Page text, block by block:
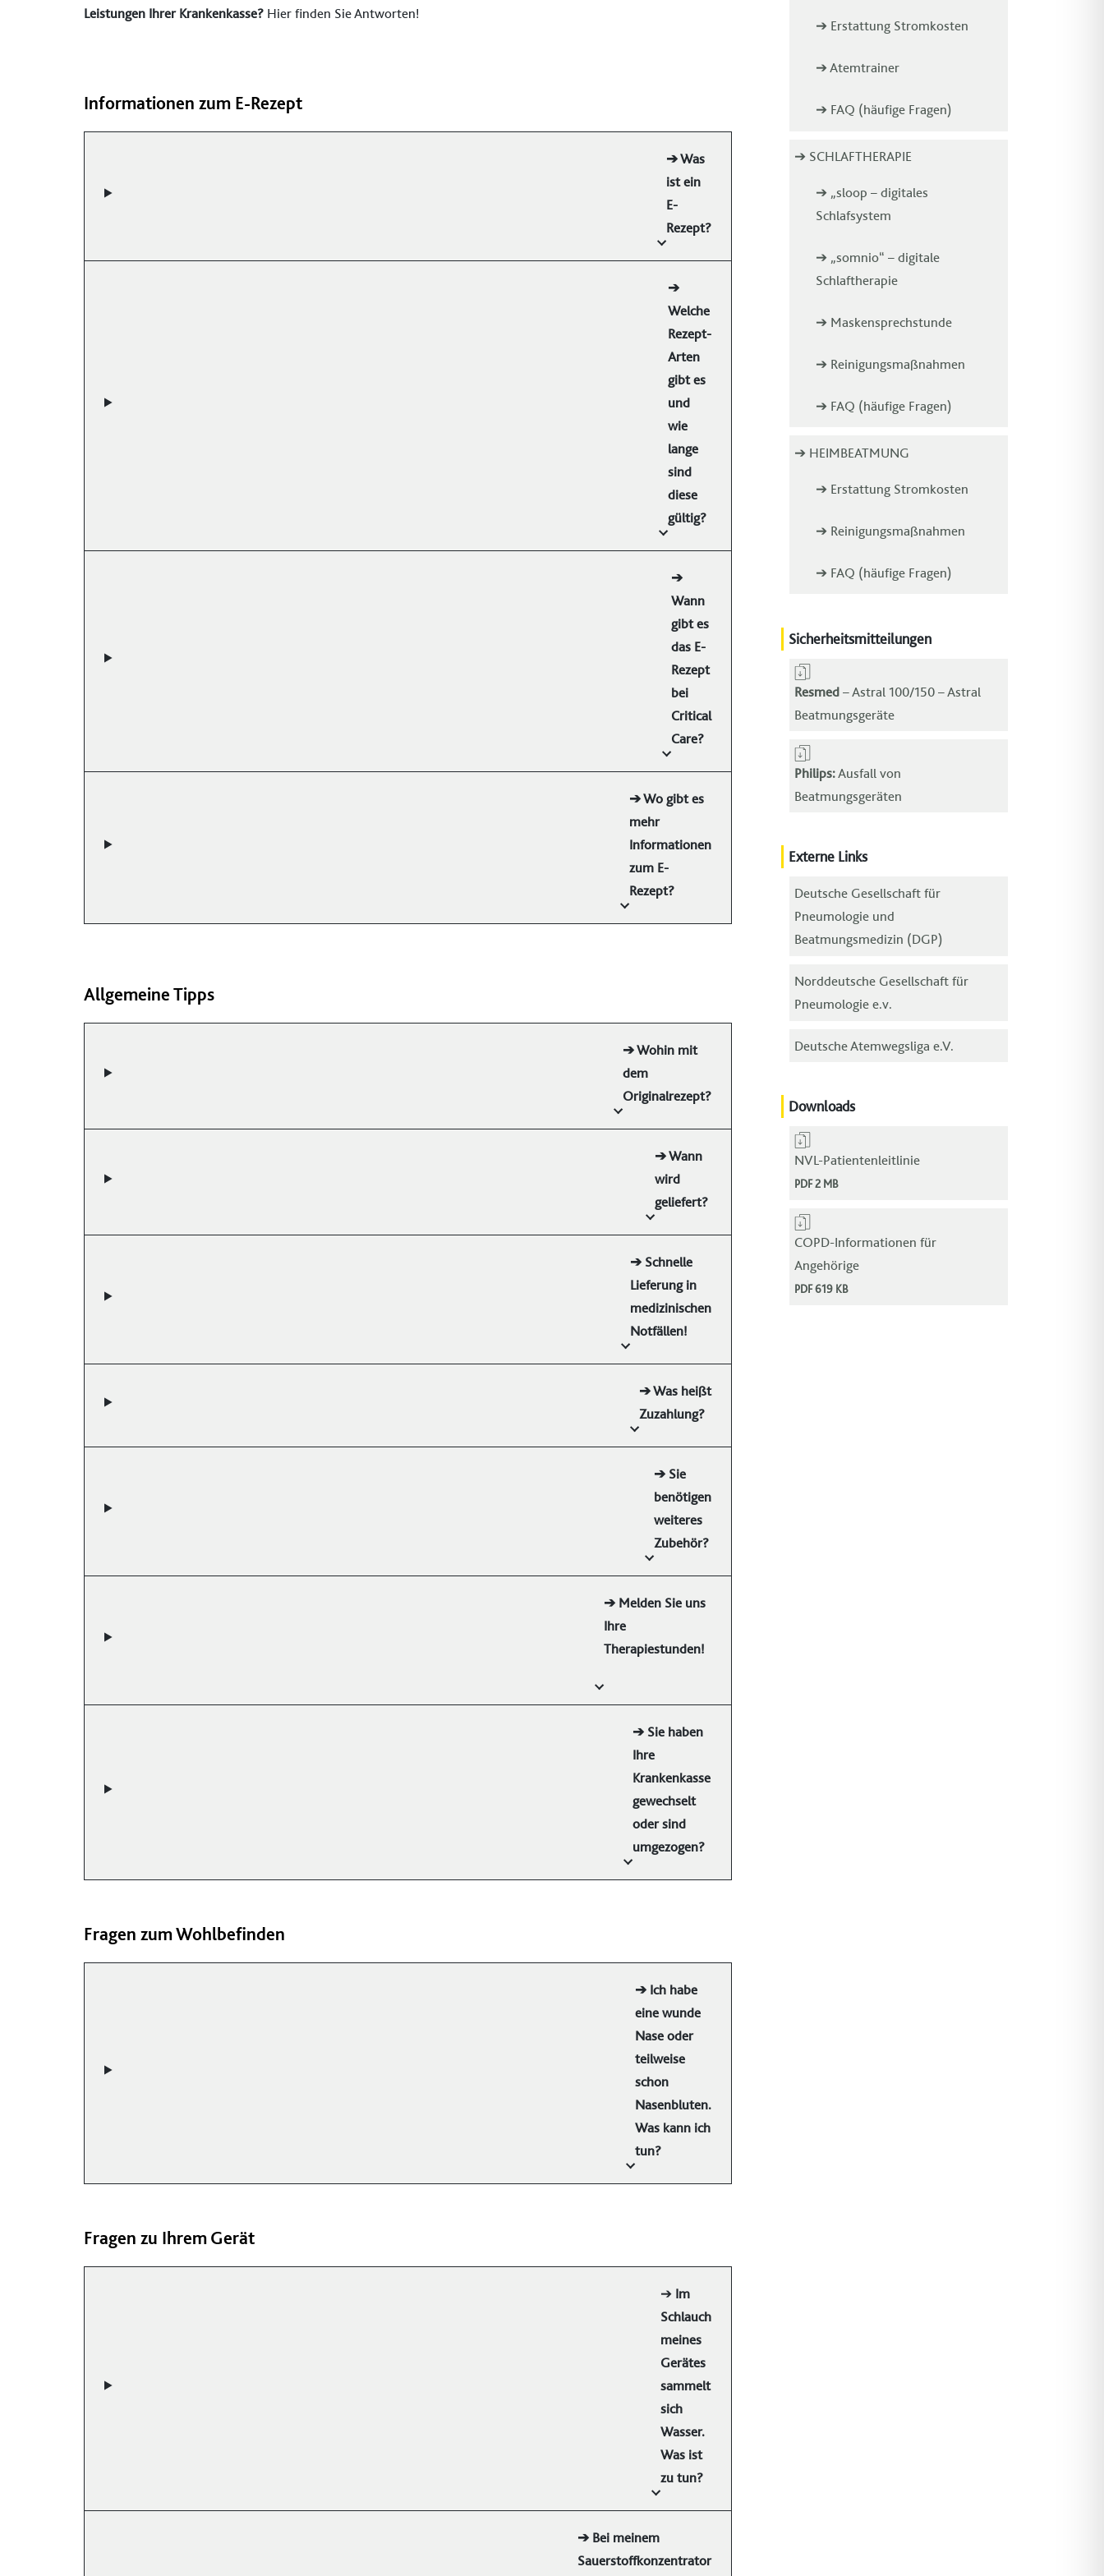
Leistungen Ihrer Krankenkasse? Hier finden Sie Antworten!
Informationen zum E-Rezept
➔ Was
ist ein
E-
Rezept?
➔
Welche
Rezept-
Arten
gibt es
und
wie
lange
sind
diese
gültig?
➔
Wann
gibt es
das E-
Rezept
bei
Critical
Care?
➔ Wo gibt es
mehr
Informationen
zum E-
Rezept?
Allgemeine Tipps
➔ Wohin mit
dem
Originalrezept?
➔ Wann
wird
geliefert?
➔ Schnelle
Lieferung in
medizinischen
Notfällen!
➔ Was heißt
Zuzahlung?
➔ Sie
benötigen
weiteres
Zubehör?
➔ Melden Sie uns
Ihre
Therapiestunden!
➔ Sie haben
Ihre
Krankenkasse
gewechselt
oder sind
umgezogen?
Fragen zum Wohlbefinden
➔ Ich habe
eine wunde
Nase oder
teilweise
schon
Nasenbluten.
Was kann ich
tun?
Fragen zu Ihrem Gerät
➔ Im
Schlauch
meines
Gerätes
sammelt
sich
Wasser.
Was ist
zu tun?
➔ Bei meinem
Sauerstoffkonzentrator
➔ Erstattung Stromkosten
➔ Atemtrainer
➔ FAQ (häufige Fragen)
➔ SCHLAFTHERAPIE
➔ „sloop – digitales
Schlafsystem
➔ „somnio“ – digitale
Schlaftherapie
➔ Maskensprechstunde
➔ Reinigungsmaßnahmen
➔ FAQ (häufige Fragen)
➔ HEIMBEATMUNG
➔ Erstattung Stromkosten
➔ Reinigungsmaßnahmen
➔ FAQ (häufige Fragen)
Sicherheitsmitteilungen
Resmed– Astral 100/150 – Astral
Beatmungsgeräte
Philips:Ausfall von
Beatmungsgeräten
Externe Links
Deutsche Gesellschaft für
Pneumologie und
Beatmungsmedizin (DGP)
Norddeutsche Gesellschaft für
Pneumologie e.v.
Deutsche Atemwegsliga e.V.
Downloads
NVL-Patientenleitlinie
PDF 2 MB
COPD-Informationen für
Angehörige
PDF 619 KB